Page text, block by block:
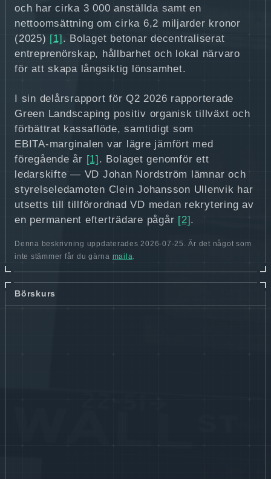
och har cirka 3 000 anställda samt en
nettoomsättning om cirka 6,2 miljarder kronor
(2025) [1] . Bolaget betonar decentraliserat
entreprenörskap, hållbarhet och lokal närvaro
för att skapa långsiktig lönsamhet.
I sin delårsrapport för Q2 2026 rapporterade
Green Landscaping positiv organisk tillväxt och
förbättrat kassaflöde, samtidigt som
EBITA‑marginalen var lägre jämfört med
föregående år [1] . Bolaget genomför ett
ledarskifte — VD Johan Nordström lämnar och
styrelseledamoten Clein Johansson Ullenvik har
utsetts till tillförordnad VD medan rekrytering av
en permanent efterträdare pågår [2] .
Denna beskrivning uppdaterades 2026-07-25. Är det något som
inte stämmer får du gärna maila.
Börskurs